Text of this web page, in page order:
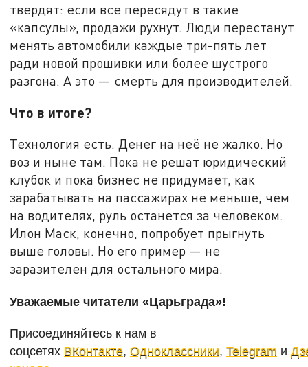
твердят: если все пересядут в такие
«капсулы», продажи рухнут. Люди перестанут
менять автомобили каждые три-пять лет
ради новой прошивки или более шустрого
разгона. А это — смерть для производителей.
Что в итоге?
Технология есть. Денег на неё не жалко. Но
воз и ныне там. Пока не решат юридический
клубок и пока бизнес не придумает, как
зарабатывать на пассажирах не меньше, чем
на водителях, руль останется за человеком.
Илон Маск, конечно, попробует прыгнуть
выше головы. Но его пример — не
заразителен для остального мира.
Уважаемые читатели «Царьграда»!
Присоединяйтесь к нам в
соцсетях ВКонтакте,Одноклассники,Telegram и